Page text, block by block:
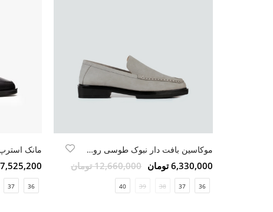
موکاسین بافت دار نبوک طوسی روشن
6,330,000 تومان 12,660,000 تومان
36
37
38
39
40
مانک استرپ
7,525,200 تومان
36
37